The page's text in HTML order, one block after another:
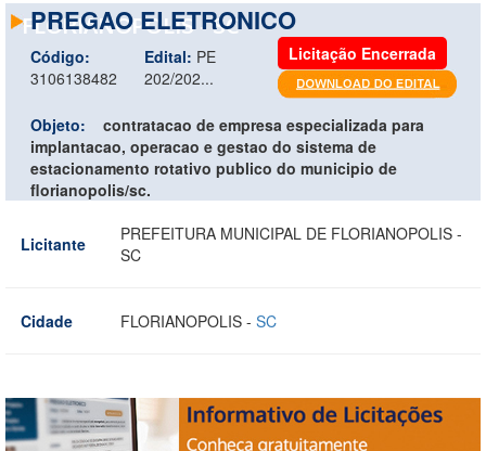
FLORIANOPOLIS - SC
PREGAO ELETRONICO
Código:
3106138482
Edital: PE
202/202...
Licitação Encerrada
Objeto:
contratacao de empresa especializada para
implantacao, operacao e gestao do sistema de
estacionamento rotativo publico do municipio de
florianopolis/sc.
Licitante
PREFEITURA MUNICIPAL DE FLORIANOPOLIS -
SC
Cidade FLORIANOPOLIS - SC